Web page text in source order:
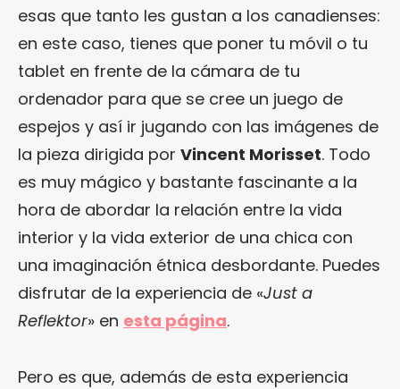
esas que tanto les gustan a los canadienses:
en este caso, tienes que poner tu móvil o tu
tablet en frente de la cámara de tu
ordenador para que se cree un juego de
espejos y así ir jugando con las imágenes de
la pieza dirigida por Vincent Morisset. Todo
es muy mágico y bastante fascinante a la
hora de abordar la relación entre la vida
interior y la vida exterior de una chica con
una imaginación étnica desbordante. Puedes
disfrutar de la experiencia de «Just a
Reflektor» en esta página.
Pero es que, además de esta experiencia